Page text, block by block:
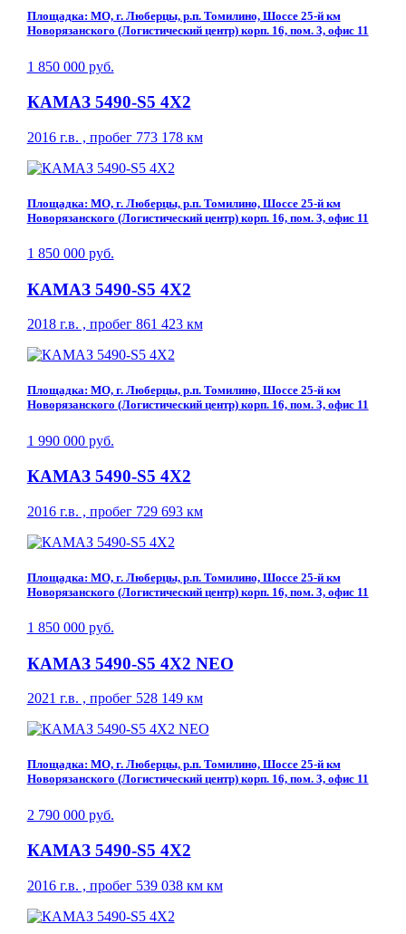
Площадка: МО, г. Люберцы, р.п. Томилино, Шоссе 25-й км
Новорязанского (Логистический центр) корп. 16, пом. 3, офис 11
1 850 000 руб.
КАМАЗ 5490-S5 4Х2
2016 г.в. , пробег 773 178 км
Площадка: МО, г. Люберцы, р.п. Томилино, Шоссе 25-й км
Новорязанского (Логистический центр) корп. 16, пом. 3, офис 11
1 850 000 руб.
КАМАЗ 5490-S5 4Х2
2018 г.в. , пробег 861 423 км
Площадка: МО, г. Люберцы, р.п. Томилино, Шоссе 25-й км
Новорязанского (Логистический центр) корп. 16, пом. 3, офис 11
1 990 000 руб.
КАМАЗ 5490-S5 4Х2
2016 г.в. , пробег 729 693 км
Площадка: МО, г. Люберцы, р.п. Томилино, Шоссе 25-й км
Новорязанского (Логистический центр) корп. 16, пом. 3, офис 11
1 850 000 руб.
КАМАЗ 5490-S5 4Х2 NEO
2021 г.в. , пробег 528 149 км
Площадка: МО, г. Люберцы, р.п. Томилино, Шоссе 25-й км
Новорязанского (Логистический центр) корп. 16, пом. 3, офис 11
2 790 000 руб.
КАМАЗ 5490-S5 4Х2
2016 г.в. , пробег 539 038 км км